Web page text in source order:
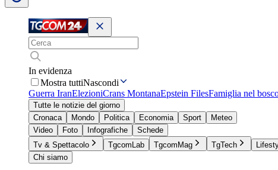
In evidenza
Mostra tuttiNascondi
Guerra IranElezioniCrans MontanaEpstein FilesFamiglia nel
Tutte le notizie del giorno
Cronaca
Mondo Politica Economia Sport
Meteo
Video
Foto Infografiche
Schede
Tv & Spettacolo
TgcomLab TgcomMag TgTech
Chi siamo